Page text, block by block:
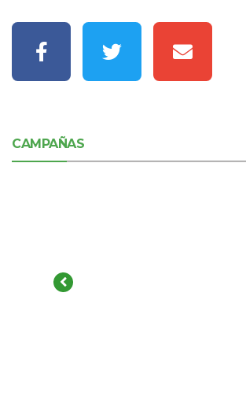
CAMPAÑAS